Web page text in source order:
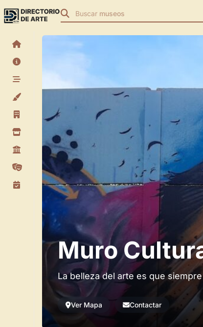
Buscar museos
Muro
La belleza del arte es que
Ver Mapa Contactar